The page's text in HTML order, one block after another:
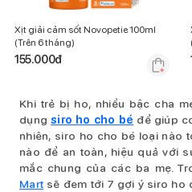
Xịt giải cảm sốt Novopetie 100ml
(Trên 6 tháng)
155.000đ
Khi trẻ bị ho, nhiều bậc cha
dụngsiro ho cho bé để giúp
nhiên, siro ho cho bé loại nào
nào để an toàn, hiệu quả với
mắc chung của các ba mẹ.
Mart sẽ đem tới 7 gợi ý siro ho